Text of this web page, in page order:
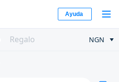
Ayuda
Regalo NGN